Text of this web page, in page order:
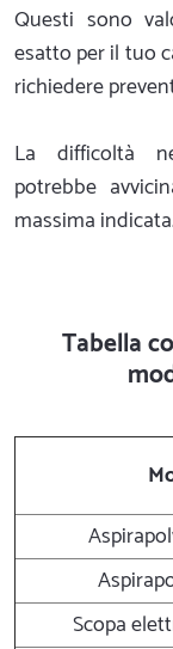
Questi sono
esatto per il tuo
richiedere
La difficoltà
potrebbe
massima
Tabella
Scopa